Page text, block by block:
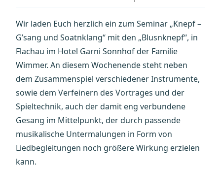
Wir laden Euch herzlich ein zum Seminar „Knepf –
G’sang und Soatnklang“ mit den „Blusnknepf“, in
Flachau im Hotel Garni Sonnhof der Familie
Wimmer. An diesem Wochenende steht neben
dem Zusammenspiel verschiedener Instrumente,
sowie dem Verfeinern des Vortrages und der
Spieltechnik, auch der damit eng verbundene
Gesang im Mittelpunkt, der durch passende
musikalische Untermalungen in Form von
Liedbegleitungen noch größere Wirkung erzielen
kann.